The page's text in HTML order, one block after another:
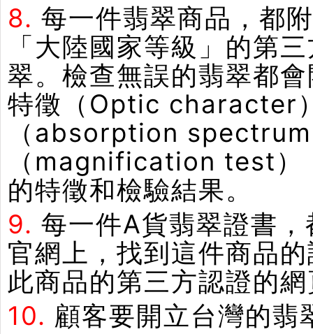
8. 每一件翡翠商品，都
「大陸國家等級」的第
翠。檢查無誤的翡翠都
特徵（Optic character
（absorption
（magnification test）
的特徵和檢驗結果。
9. 每一件A貨翡翠證書
官網上，找到這件商品
此商品的第三方認證的
10. 顧客要開立台灣的翡